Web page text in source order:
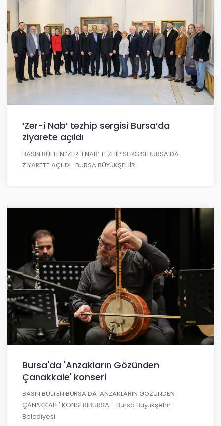
‘Zer-i Nab’ tezhip sergisi Bursa’da
ziyarete açıldı
BASIN BÜLTENİ‘ZER-İ NAB’ TEZHİP SERGİSİ BURSA’DA
ZİYARETE AÇILDI- BURSA BÜYÜKŞEHİR
Bursa'da 'Anzakların Gözünden
Çanakkale' konseri
BASIN BÜLTENİBURSA'DA 'ANZAKLARIN GÖZÜNDEN
ÇANAKKALE' KONSERİBURSA – Bursa Büyükşehir
Belediyesi